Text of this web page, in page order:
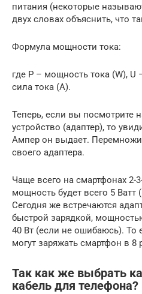
питания (некоторые
двух словах объяснить, что
Формула мощности тока:
где P – мощность тока (W), U
сила тока (A).
Теперь, если вы посмотрите
устройство (адаптер), то
Ампер он выдает.
своего адаптера.
Чаще всего на смартфонах 2-
мощность будет всего 5 Ватт
Сегодня же встречаются
быстрой зарядкой,
40 Вт (если не ошибаюсь). То
могут заряжать смартфон в 8
Так как же выбрать
кабель для телефона?